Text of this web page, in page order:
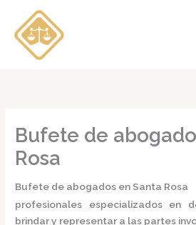
contenido
Bufete de
Rosa
Bufete de abogados en Santa Rosa
profesionales especializados en
brindar y representar a las partes